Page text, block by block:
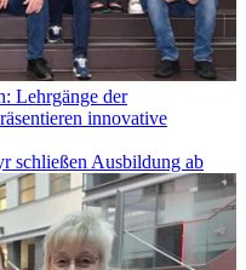
Lehrgänge der
innovative
schließen Ausbildung ab